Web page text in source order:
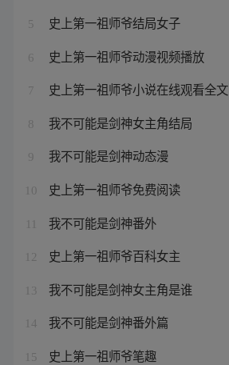
5 史上第一祖师爷结局女子
6 史上第一祖师爷动漫视频播放
7 史上第一祖师爷小说在线观看全文
8 我不可能是剑神女主角结局
9 我不可能是剑神动态漫
10 史上第一祖师爷免费阅读
我不可能是剑神番外
12 史上第一祖师爷百科女主
13 我不可能是剑神女主角是谁
14 我不可能是剑神番外篇
15 史上第一祖师爷笔趣